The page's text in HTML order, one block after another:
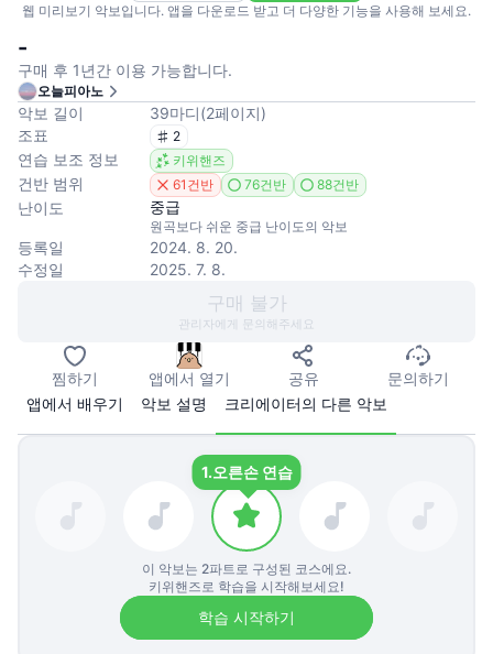
웹 미리보기 악보입니다. 앱을 다운로드 받고 더 다양한 기능을 사용해 보세요.
-
구매 후 1년간 이용 가능합니다.
오늘피아노
악보 길이 39마디(2페이지)
조표
2
연습 보조 정보 키위핸즈
건반 범위 61건반 76건반 88건반
난이도 중급
원곡보다 쉬운 중급 난이도의 악보
등록일
2024. 8. 20.
수정일
2025. 7. 8.
구매 불가
관리자에게 문의해주세요
찜하기 앱에서 열기 공유
문의하기
앱에서 배우기
악보 설명 크리에이터의 다른 악보
1.오른손 연습
이 악보는 2파트로 구성된 코스에요.
키위핸즈로 학습을 시작해보세요!
학습 시작하기